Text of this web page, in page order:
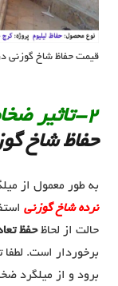
قیمت حفاظ شاخ گوزنی
2-تاثیر ضخامت میلگرد بر روی
حفاظ شاخ
به طور معمول از میلگرد با
نرده شاخ گوزنی
حالت از لحاظحفظ
برخوردار است. لطفا
برود و از میلگرد